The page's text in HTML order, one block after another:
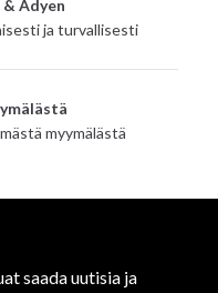
Adyen
ja turvallisesti
myymälästä
saada uutisia ja